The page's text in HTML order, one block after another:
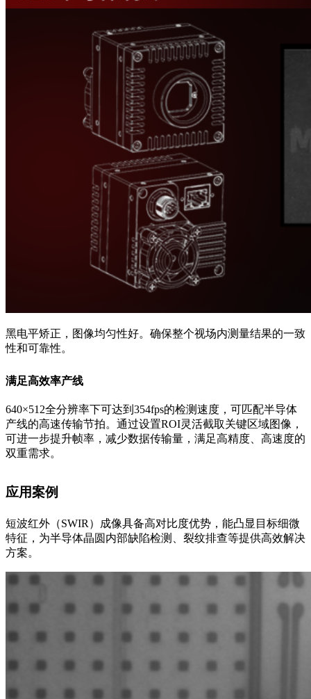
黑电平矫正，图像均匀性好。确保整个视场内测量结果的一致
性和可靠性。
满足高效率产线
640×512全分辨率下可达到354fps的检测速度，可匹配半导体
产线的高速传输节拍。通过设置ROI灵活截取关键区域图像，
可进一步提升帧率，减少数据传输量，满足高精度、高速度的
双重需求。
应用案例
短波红外（SWIR）成像具备高对比度优势，能凸显目标细微
特征，为半导体晶圆内部缺陷检测、裂纹排查等提供高效解决
方案。